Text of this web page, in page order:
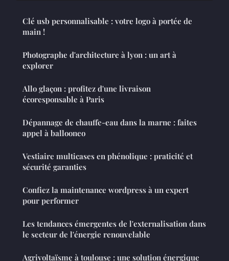
Clé usb personnalisable : votre logo à portée de
main !
Photographe d'architecture à lyon : un art à
explorer
Allo glaçon : profitez d'une livraison
écoresponsable à Paris
Dépannage de chauffe-eau dans la marne : faites
appel à ballooneo
Vestiaire multicases en phénolique : praticité et
sécurité garanties
Confiez la maintenance wordpress à un expert
pour performer
Les tendances émergentes de l'externalisation dans
le secteur de l'énergie renouvelable
Agrivoltaïsme à toulouse : une solution énergique